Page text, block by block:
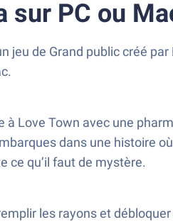
sur PC ou
de Grand public créé
Love Town avec une
dans une histoire
ce qu’il faut de mystère.
les rayons et